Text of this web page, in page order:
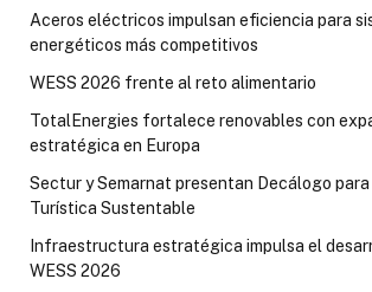
Aceros eléctricos impulsan eficiencia para
energéticos más competitivos
WESS 2026 frente al reto alimentario
TotalEnergies fortalece renovables con
estratégica en Europa
Sectur y Semarnat presentan Decálogo para
Turística Sustentable
Infraestructura estratégica impulsa el
WESS 2026